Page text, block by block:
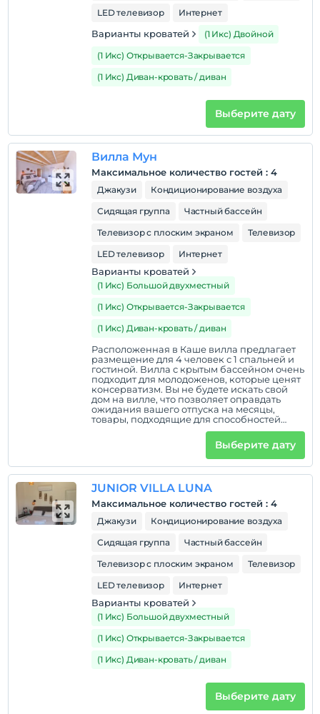
С детей младше 2 плата не взимается.
Плата за 2 ребенка (детей) в возрасте до 17 на номер
LED телевизор
Интернет
Варианты кроватей
(1 Икс) Двойной
(1 Икс) Открывается-Закрывается
(1 Икс) Диван-кровать / диван
Выберите дату
Вилла Мун
Максимальное количество гостей : 4
Джакузи
Кондиционирование воздуха
Сидящая группа
Частный бассейн
Телевизор с плоским экраном
Телевизор
LED телевизор
Интернет
Варианты кроватей
(1 Икс) Большой двухместный
(1 Икс) Открывается-Закрывается
(1 Икс) Диван-кровать / диван
Расположенная в Каше вилла предлагает
размещение для 4 человек с 1 спальней и
гостиной. Вилла с крытым бассейном очень
подходит для молодоженов, которые ценят
консерватизм. Вы не будете искать свой
дом на вилле, что позволяет оправдать
ожидания вашего отпуска на месяцы,
товары, подходящие для способностей
человека, а также инструменты и
оборудование, которые у вас есть в вашем
доме. Вилла, расположенная в окружении
великолепной природы, где вы сможете
убежать от шума и стресса города, и
спальне, очистит вашу душу. Он ждет вас,
наших дорогих гостей, с его просторным и
современным дизайном интерьера.
Выберите дату
JUNIOR VILLA LUNA
Максимальное количество гостей : 4
Джакузи
Кондиционирование воздуха
Сидящая группа
Частный бассейн
Телевизор с плоским экраном
Телевизор
LED телевизор
Интернет
Варианты кроватей
(1 Икс) Большой двухместный
(1 Икс) Открывается-Закрывается
(1 Икс) Диван-кровать / диван
Выберите дату